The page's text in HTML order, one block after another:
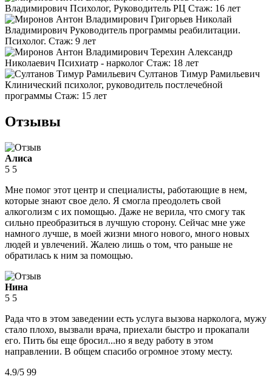
Владимирович Психолог, Руководитель РЦ Стаж: 16 лет
Григорьев Николай
Владимирович Руководитель программы реабилитации.
Психолог. Стаж: 9 лет
Терехин Александр
Николаевич Психиатр - нарколог Стаж: 18 лет
Султанов Тимур Рамильевич
Клинический психолог, руководитель постлечебной
программы Стаж: 15 лет
Отзывы
Алиса
5 5
Мне помог этот центр и специалисты, работающие в нем,
которые знают свое дело. Я смогла преодолеть свой
алкоголизм с их помощью. Даже не верила, что смогу так
сильно преобразиться в лучшую сторону. Сейчас мне уже
намного лучше, в моей жизни много нового, много новых
людей и увлечений. Жалею лишь о том, что раньше не
обратилась к ним за помощью.
Нина
5 5
Рада что в этом заведении есть услуга вызова нарколога, мужу
стало плохо, вызвали врача, приехали быстро и прокапали
его. Пить бы еще бросил...но я веду работу в этом
направлении. В общем спасибо огромное этому месту.
4.9/5 99